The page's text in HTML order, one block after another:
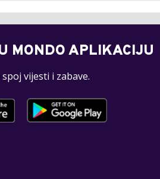
MONDO APLIKACIJU
vijesti i zabave.